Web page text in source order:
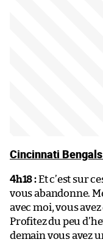
Cincinnati
4h18 :Et c’est sur
vous abandonne.
avec moi, vous
Profitez du peu
demain vous avez